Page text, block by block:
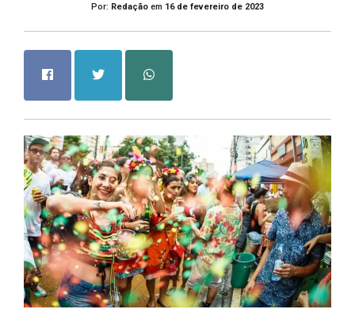
Por: Redação em 16 de fevereiro de 2023